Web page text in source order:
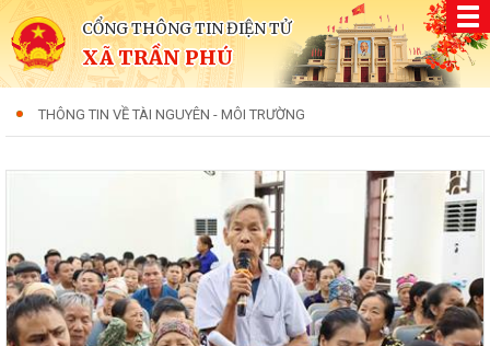
CỔNG THÔNG TIN ĐIỆN TỬ
XÃ TRẦN PHÚ
THÔNG TIN VỀ TÀI NGUYÊN - MÔI TRƯỜNG